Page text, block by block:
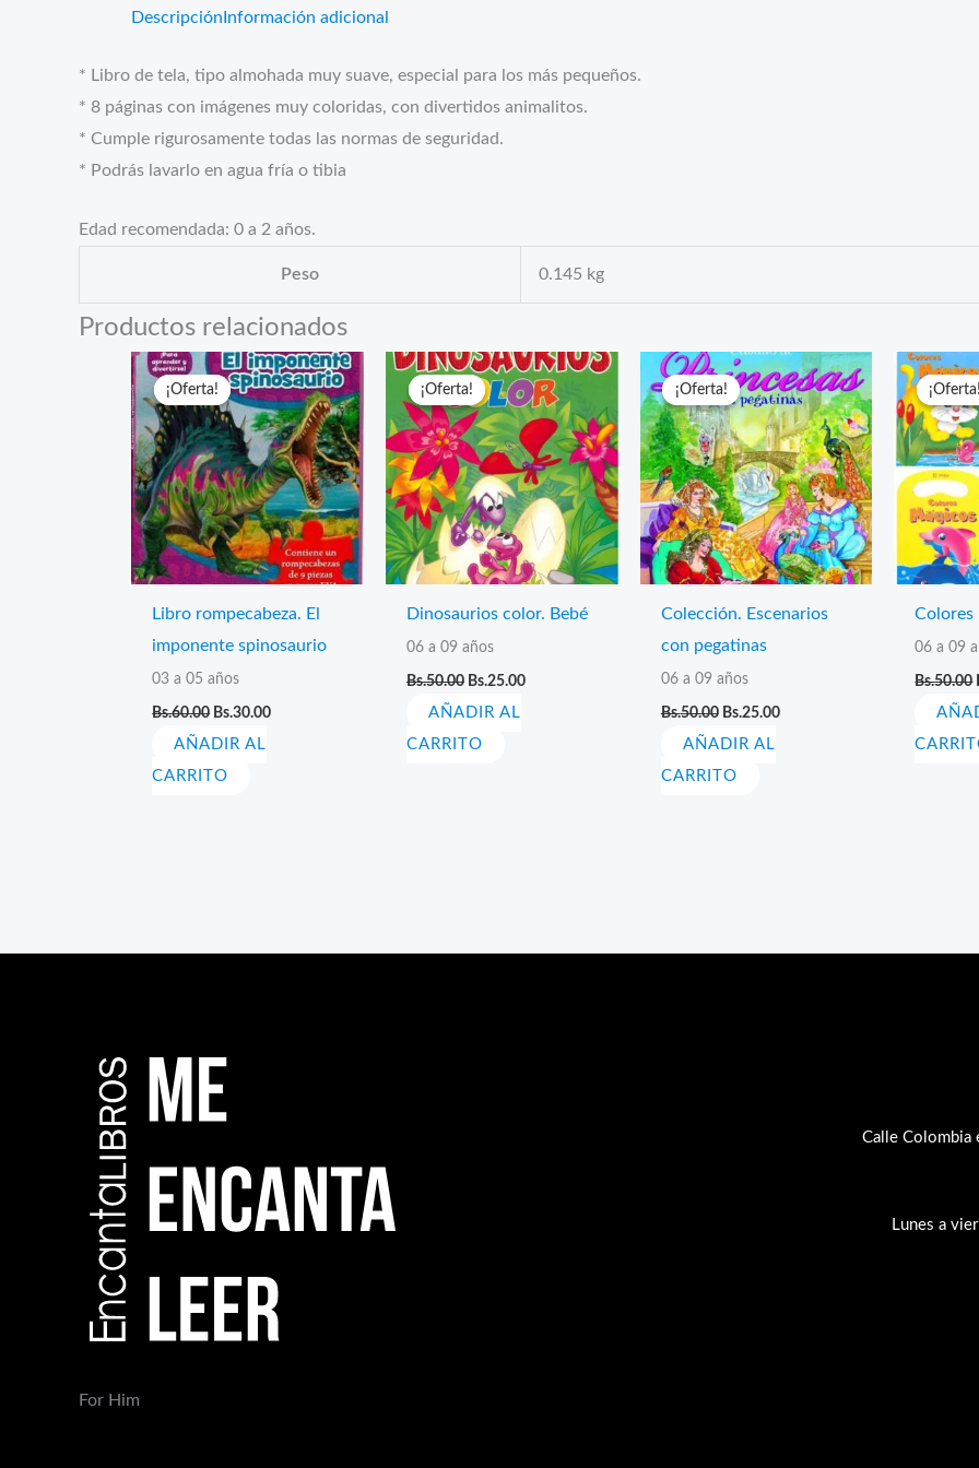
DescripciónInformación adicional
* Libro de tela, tipo almohada muy suave, especial para los más pequeños.
* 8 páginas con imágenes muy coloridas, con divertidos animalitos.
* Cumple rigurosamente todas las normas de seguridad.
* Podrás lavarlo en agua fría o tibia
Edad recomendada: 0 a 2 años.
Peso 0.145 kg
Productos relacionados
¡Oferta!
¡Oferta!
Libro rompecabeza. El
imponente spinosaurio
03 a 05 años
Bs.60.00 El
original
Bs.60.00.
Bs.30.00El
AÑADIR AL
CARRITO
¡Oferta!
¡Oferta!
Dinosaurios color. Bebé
06 a 09 años
Bs.50.00 El
original
Bs.50.00.
Bs.25.00El
AÑADIR AL
CARRITO
¡Oferta!
¡Oferta!
Colección. Escenarios
con pegatinas
06 a 09 años
Bs.50.00 El
original
Bs.50.00.
Bs.25.00El
AÑADIR AL
CARRITO
Colores
06 a 09
Bs.50.00
For Him
Calle Colombia
Lunes a